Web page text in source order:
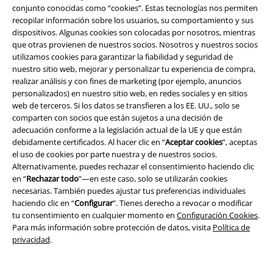
conjunto conocidas como “cookies”. Estas tecnologías nos permiten
recopilar información sobre los usuarios, su comportamiento y sus
dispositivos. Algunas cookies son colocadas por nosotros, mientras
que otras provienen de nuestros socios. Nosotros y nuestros socios
utilizamos cookies para garantizar la fiabilidad y seguridad de
nuestro sitio web, mejorar y personalizar tu experiencia de compra,
realizar análisis y con fines de marketing (por ejemplo, anuncios
personalizados) en nuestro sitio web, en redes sociales y en sitios
web de terceros. Si los datos se transfieren a los EE. UU., solo se
comparten con socios que están sujetos a una decisión de
adecuación conforme a la legislación actual de la UE y que están
debidamente certificados. Al hacer clic en “Aceptar cookies”, aceptas
el uso de cookies por parte nuestra y de nuestros socios.
Alternativamente, puedes rechazar el consentimiento haciendo clic
en “Rechazar todo”—en este caso, solo se utilizarán cookies
necesarias. También puedes ajustar tus preferencias individuales
haciendo clic en “Configurar”. Tienes derecho a revocar o modificar
tu consentimiento en cualquier momento en Configuración Cookies.
Para más información sobre protección de datos, visita Política de
privacidad.
inspirados en los personajes clásicos de Disney o en los nuevos
favoritos, esta colección tiene algo mágico para todos.
Desde expandir su colección Disney hasta darle un toque único a su
vestuario, estos regalos seguro que provocarán sonrisas y emoción.
Regalos Disney que encantarán siempre
Encontrar el regalo perfecto es tan emocionante como la forma única
que tiene Daisy de planear una cita con Donald. Aquí descubrirás
regalos Disney para mujeres, hombres y niños que los llevarán a un
mundo lleno de magia. Ya sea una alfombrilla de Pesadilla antes de
Navidad para dar la bienvenida a los visitantes o una figura de Funko
Pop! para agregar a la colección, estos regalos traen la maravilla de
Disney a la vida cotidiana.
Y no te pierdas la ropa mágica con Lilo & Stitch, La Bella y la Bestia y
otros personajes queridos. ¡Estos regalos son perfectos para añadir un
toque de magia Disney a cualquier vestuario!